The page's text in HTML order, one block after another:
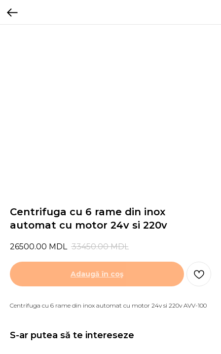
Centrifuga cu 6 rame din inox
automat сu motor 24v si 220v
26500.00 MDL 33450.00 MDL
Adaugă în coş
Centrifuga cu 6 rame din inox automat сu motor 24v si 220v AVV-100
S-ar putea să te intereseze